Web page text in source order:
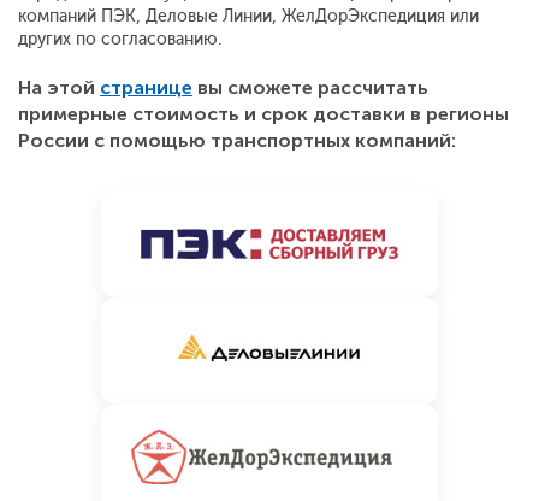
компаний ПЭК, Деловые Линии, ЖелДорЭкспедиция или
других по согласованию.
На этой странице вы сможете рассчитать
примерные стоимость и срок доставки в регионы
России с помощью транспортных компаний: